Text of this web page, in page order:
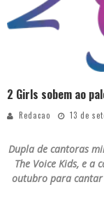
2 Girls sobem ao
Redacao 13 de
Dupla de cantoras
The Voice Kids, e a
outubro para cantar